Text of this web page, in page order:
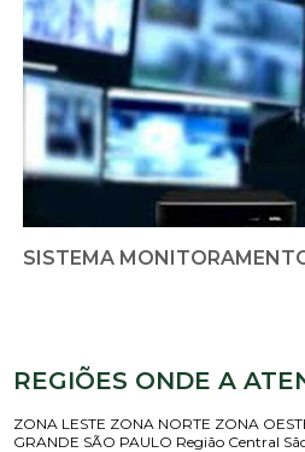
SISTEMA
REGIÕES ONDE A
ZONA LESTE ZONA NORTE ZONA
GRANDE SÃO PAULO Região Central